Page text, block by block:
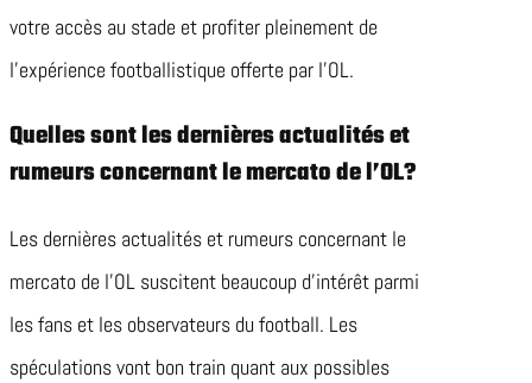
votre accès au stade et profiter pleinement de
l’expérience footballistique offerte par l’OL.
Quelles sont les dernières actualités et
rumeurs concernant le mercato de l’OL?
Les dernières actualités et rumeurs concernant le
mercato de l’OL suscitent beaucoup d’intérêt parmi
les fans et les observateurs du football. Les
spéculations vont bon train quant aux possibles